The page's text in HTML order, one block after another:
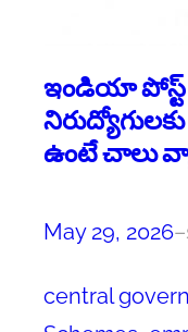
ఇండియా పోస్ట్
ఉంటే చాలు
May 29, 2026–
central